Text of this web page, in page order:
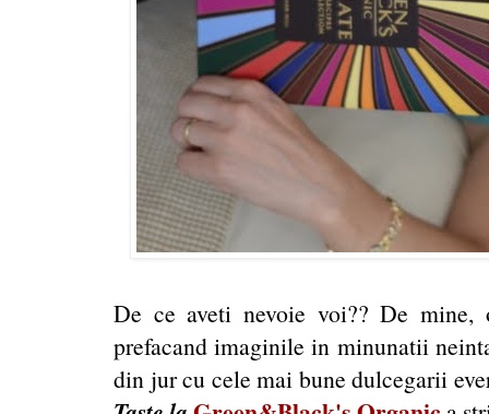
De ce aveti nevoie voi?? De
prefacand imaginile in minunatii
din jur cu cele mai bune dulcegarii